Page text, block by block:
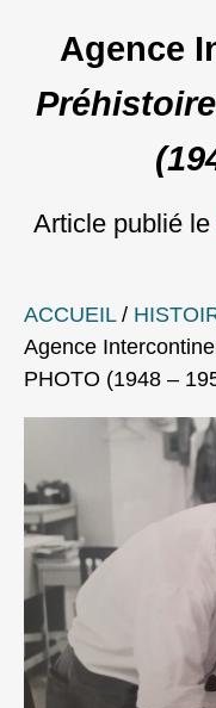
Agence
Préhistoire
Article publié le
ACCUEIL/
Agence
PHOTO (1948 –